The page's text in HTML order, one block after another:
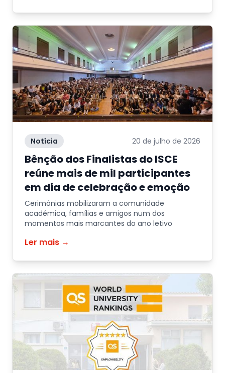
Notícia 20 de julho de 2026
Bênção dos Finalistas do ISCE
reúne mais de mil participantes
em dia de celebração e emoção
Cerimónias mobilizaram a comunidade
académica, famílias e amigos num dos
momentos mais marcantes do ano letivo
Ler mais →